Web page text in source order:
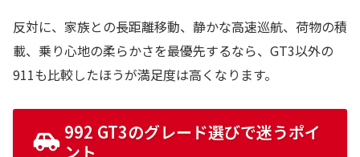
反対に、家族との長距離移動、静かな高速巡航、荷物の積
載、乗り心地の柔らかさを最優先するなら、GT3以外の
911も比較したほうが満足度は高くなります。
992 GT3のグレード選びで迷うポイ
ント